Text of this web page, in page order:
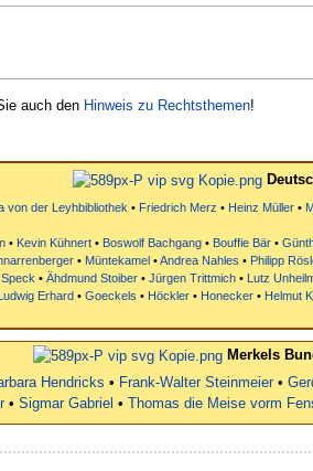
auch den Hinweis zu Rechtsthemen!
von der Leyhbibliothek • Friedrich Merz • Heinz Müller•
• Kevin Kühnert• Boswolf Bachgang• Bouffie Bär•
• Müntekamel•Andrea Nahles • Philipp
• Ähdmund Stoiber• Jürgen Trittmich• Lutz
Erhard• Goeckels • Höckler• Honecker• Helmut
Merkels
Hendricks • Frank-Walter Steinmeier•
• Sigmar Gabriel • Thomas die Meise vorm